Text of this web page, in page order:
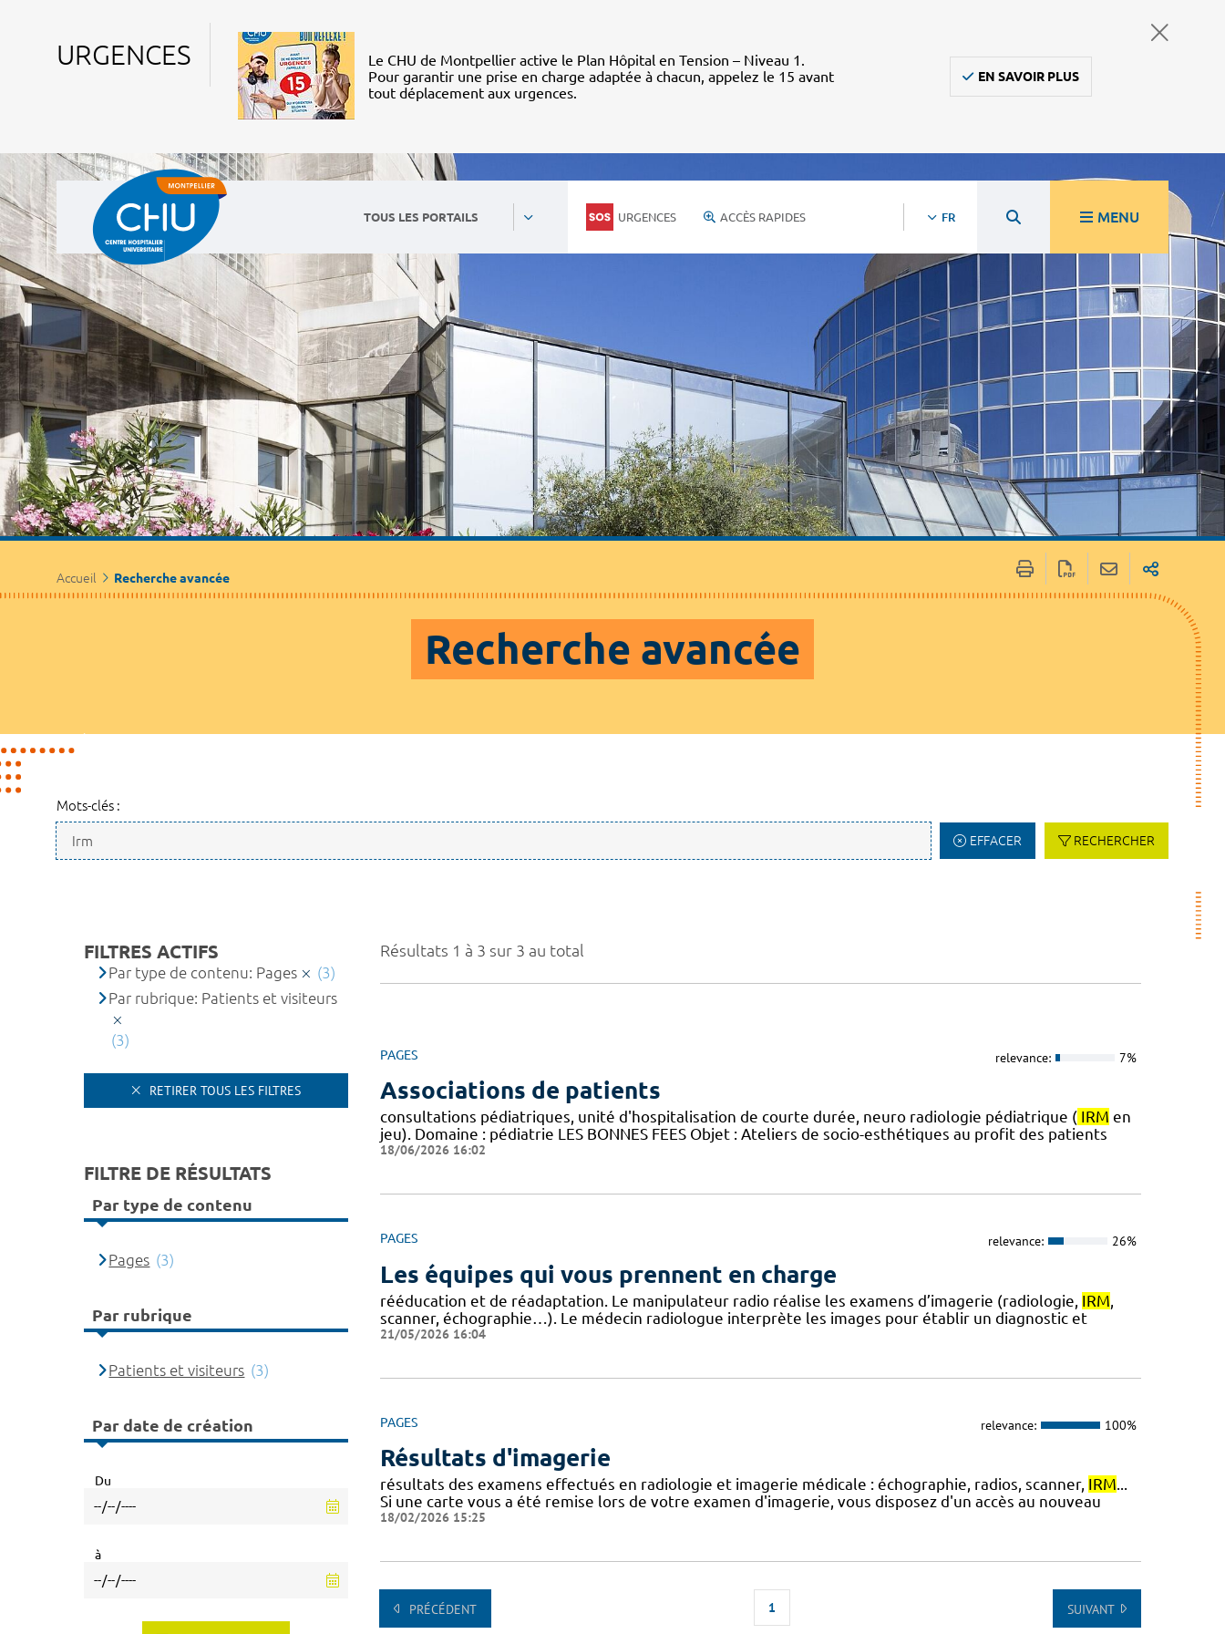
URGENCES
Le CHU de Montpellier active le Plan Hôpital en Tension – Niveau 1.
Pour garantir une prise en charge adaptée à chacun, appelez le 15 avant
tout déplacement aux urgences.
EN SAVOIR PLUS
TOUS LES PORTAILS URGENCES ACCÈS RAPIDES FR MENU
Accueil Recherche avancée
Recherche avancée
Mots-clés :
EFFACER RECHERCHER
Résultats 1 à 3 sur 3 au total
PAGES relevance: 7%
Associations de patients
consultations pédiatriques, unité d'hospitalisation de courte durée, neuro radiologie pédiatrique ( IRM en
jeu). Domaine : pédiatrie LES BONNES FEES Objet : Ateliers de socio-esthétiques au profit des patients
18/06/2026 16:02
PAGES relevance: 26%
Les équipes qui vous prennent en charge
rééducation et de réadaptation. Le manipulateur radio réalise les examens d’imagerie (radiologie, IRM,
scanner, échographie…). Le médecin radiologue interprète les images pour établir un diagnostic et
21/05/2026 16:04
PAGES relevance: 100%
Résultats d'imagerie
résultats des examens effectués en radiologie et imagerie médicale : échographie, radios, scanner, IRM...
Si une carte vous a été remise lors de votre examen d'imagerie, vous disposez d'un accès au nouveau
18/02/2026 15:25
PRÉCÉDENT 1 SUIVANT
FILTRES ACTIFS
Par type de contenu: Pages
(3)
Par rubrique: Patients et visiteurs
(3)
RETIRER TOUS LES FILTRES
FILTRE DE RÉSULTATS
Par type de contenu
Pages (3)
Par rubrique
Patients et visiteurs (3)
Par date de création
Du
à